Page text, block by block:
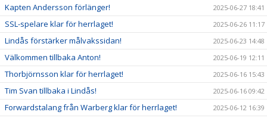
Kapten Andersson förlänger! 2025-06-27 18:41
SSL-spelare klar för herrlaget! 2025-06-26 11:17
Lindås förstärker målvakssidan! 2025-06-23 14:48
Välkommen tillbaka Anton! 2025-06-19 12:11
Thorbjörnsson klar för herrlaget! 2025-06-16 15:43
Tim Svan tillbaka i Lindås! 2025-06-16 09:42
Forwardstalang från Warberg klar för herrlaget! 2025-06-12 16:39